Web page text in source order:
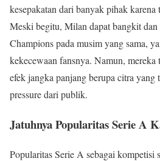
kesepakatan dari banyak pihak karena
Meski begitu, Milan dapat bangkit
Champions pada musim yang sama,
kekecewaan fansnya. Namun,
efek jangka panjang berupa citra yang
pressure dari publik.
Jatuhnya Popularitas Serie A
Popularitas Serie A sebagai kompetisi